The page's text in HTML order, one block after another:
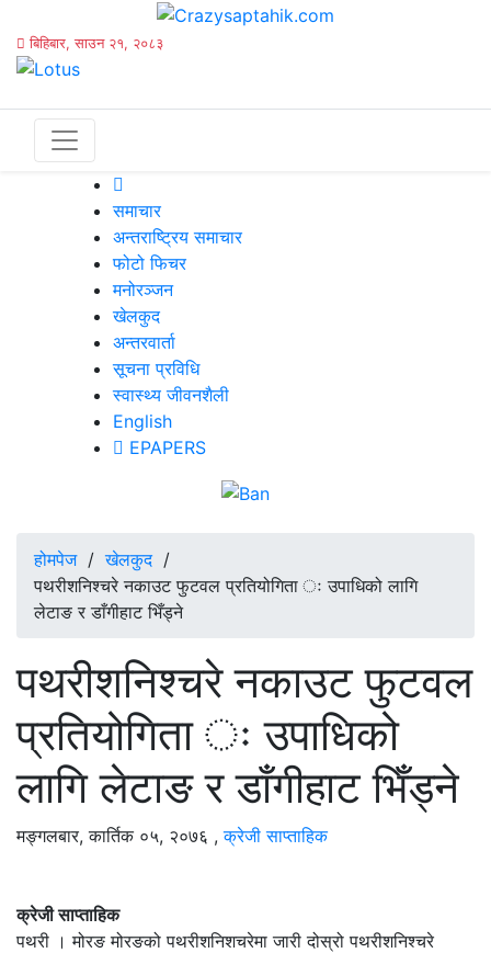
बिहिबार, साउन २१, २०८३
समाचार
अन्तराष्ट्रिय समाचार
फोटो फिचर
मनोरञ्जन
खेलकुद
अन्तरवार्ता
सूचना प्रविधि
स्वास्थ्य जीवनशैली
English
EPAPERS
होमपेज/खेलकुद/
पथरीशनिश्चरे नकाउट फुटवल प्रतियोगिता ः उपाधिको लागि
लेटाङ र डाँगीहाट भिँड्ने
पथरीशनिश्चरे नकाउट फुटवल
प्रतियोगिता ः उपाधिको
लागि लेटाङ र डाँगीहाट भिँड्ने
मङ्गलबार, कार्तिक ०५, २०७६ ,क्रेजी साप्ताहिक
क्रेजी साप्ताहिक
पथरी । मोरङ मोरङको पथरीशनिशचरेमा जारी दोस्रो पथरीशनिश्चरे